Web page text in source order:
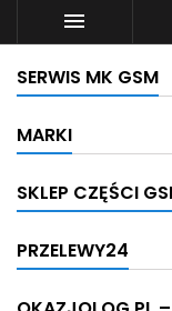

SERWIS MK GSM
MARKI
SKLEP CZĘŚCI
PRZELEWY24